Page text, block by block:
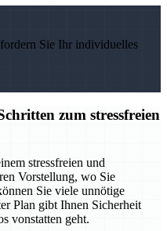
Sie Ihr individuelles
zum stressfreien
stressfreien und
Vorstellung, wo Sie
Sie viele unnötige
Plan gibt Ihnen Sicherheit
vonstatten geht.